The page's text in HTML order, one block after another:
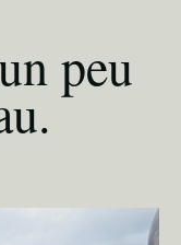
peu